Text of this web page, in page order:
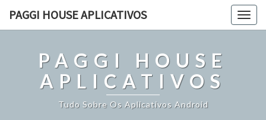
PAGGI HOUSE APLICATIVOS
PAGGI HOUSE
APLICATIVOS
Tudo Sobre Os Aplicativos Android